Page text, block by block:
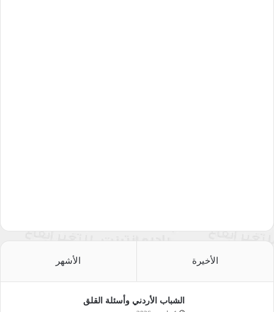
الأخيرة الأشهر
الشباب الأردني وأسئلة القلق